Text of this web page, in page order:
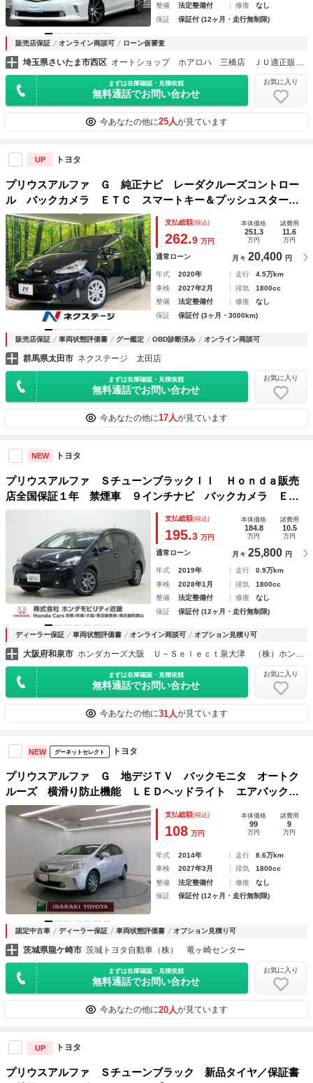
整備
法定整備付 修復
なし
保証
保証付 (12ヶ月・走行無制限)
販売店保証 オンライン商談可 ローン仮審査
埼玉県さいたま市西区
まずは在庫確認・見積依頼
無料通話でお問い合わせ
お気に入り
今あなたの他に25人が見ています
UP トヨタ
プリウスアルファ Ｇ 純正ナビ レーダクルーズコントロー
ル バックカメラ ＥＴＣ スマートキー＆プッシュスター
ト オートハイビーム オートライト オートエアコン 禁煙
車 純正１６インチＡＷ 衝突被害軽減装置
支払総額(税込)
262.9 万円
本体価格
251.3
万円
諸費用
11.6
万円
通常ローン 月々 20,400 円
年式 2020年 走行
4.5万km
車検
2027年2月 排気
1800cc
整備
法定整備付 修復
なし
保証
保証付 (3ヶ月・3000km)
販売店保証 車両状態評価書 グー鑑定 OBD診断済み オンライン商談可
群馬県太田市 ネクステージ 太田店
まずは在庫確認・見積依頼
無料通話でお問い合わせ
お気に入り
今あなたの他に17人が見ています
NEW トヨタ
プリウスアルファ ＳチューンブラックＩＩ Ｈｏｎｄａ販売
店全国保証１年 禁煙車 ９インチナビ バックカメラ ＥＴ
Ｃ クルーズコントロール 衝突軽減装置 社外アルミホイー
ル 電動格納ドアミラー オートライト フルセグ 横滑り防
止装置 ＤＶＤ
支払総額(税込)
195.3 万円
本体価格
184.8
万円
諸費用
10.5
万円
通常ローン 月々 25,800 円
年式 2019年 走行
0.9万km
車検
2028年1月 排気
1800cc
整備
法定整備付 修復
なし
保証
保証付 (12ヶ月・走行無制限)
ディーラー保証 車両状態評価書 オンライン商談可 オプション見積り可
大阪府和泉市 ホンダカーズ大阪 Ｕ－Ｓｅｌｅｃｔ泉大津 （株）ホンダモビリティ近畿
まずは在庫確認・見積依頼
無料通話でお問い合わせ
お気に入り
今あなたの他に31人が見ています
NEW グーネットセレクト トヨタ
プリウスアルファ Ｇ 地デジＴＶ バックモニタ オートク
ルーズ 横滑り防止機能 ＬＥＤヘッドライト エアバック
ＤＶＤ再生 ３列シート メモリーナビ ＥＴＣ Ｗエアバッ
ク パワーウィンドウ アルミホイール サイドエアバッグ
支払総額(税込)
108 万円
本体価格
99
万円
諸費用
9
万円
年式 2014年 走行
8.6万km
車検
2027年3月 排気
1800cc
整備
法定整備付 修復
なし
保証
保証付 (12ヶ月・走行無制限)
認定中古車 ディーラー保証 車両状態評価書 オプション見積り可
茨城県龍ケ崎市 茨城トヨタ自動車（株） 竜ヶ崎センター
まずは在庫確認・見積依頼
無料通話でお問い合わせ
お気に入り
今あなたの他に20人が見ています
UP トヨタ
プリウスアルファ Ｓチューンブラック 新品タイヤ／保証書